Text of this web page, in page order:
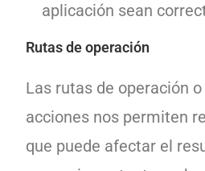
aplicación sean
Rutas de operación
Las rutas de operación
acciones nos permiten
que puede afectar el